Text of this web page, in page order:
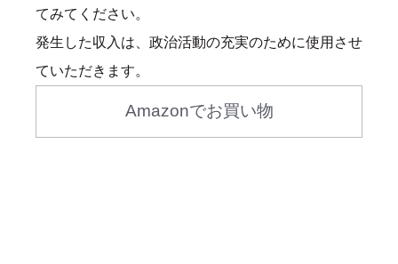
てみてください。
発生した収入は、政治活動の充実のために使用させ
ていただきます。
Amazonでお買い物